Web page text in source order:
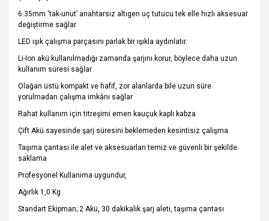
6.35mm ‘tak-unut’ anahtarsız altıgen uç tutucu tek elle hızlı aksesuar
değiştirme sağlar
LED ışık çalışma parçasını parlak bir ışıkla aydınlatır.
Li-Ion akü kullanılmadığı zamanda şarjını korur, böylece daha uzun
kullanım süresi sağlar
Olağan üstü kompakt ve hafif, zor alanlarda bile uzun süre
yorulmadan çalışma imkânı sağlar
Rahat kullanım için titreşimi emen kauçuk kaplı kabza
Çift Akü sayesinde şarj süresini beklemeden kesintisiz çalışma
Taşıma çantası ile alet ve aksesuarları temiz ve güvenli bir şekilde
saklama
Profesyonel Kullanıma uygundur,
Ağırlık 1,0 Kg
Standart Ekipman; 2 Akü, 30 dakikalık şarj aleti, taşıma çantası